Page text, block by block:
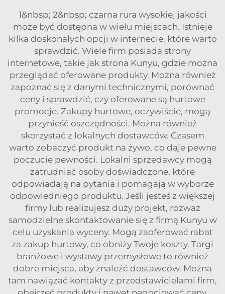
1&nbsp; 2&nbsp; czarna rura wysokiej jakości
może być dostępna w wielu miejscach. Istnieje
kilka doskonałych opcji w internecie, które warto
sprawdzić. Wiele firm posiada strony
internetowe, takie jak strona Kunyu, gdzie można
przeglądać oferowane produkty. Można również
zapoznać się z danymi technicznymi, porównać
ceny i sprawdzić, czy oferowane są hurtowe
promocje. Zakupy hurtowe, oczywiście, mogą
przynieść oszczędności. Można również
skorzystać z lokalnych dostawców. Czasem
warto zobaczyć produkt na żywo, co daje pewne
poczucie pewności. Lokalni sprzedawcy mogą
zatrudniać osoby doświadczone, które
odpowiadają na pytania i pomagają w wyborze
odpowiedniego produktu. Jeśli jesteś z większej
firmy lub realizujesz duży projekt, rozważ
samodzielne skontaktowanie się z firmą Kunyu w
celu uzyskania wyceny. Mogą zaoferować rabat
za zakup hurtowy, co obniży Twoje koszty. Targi
branżowe i wystawy przemysłowe to również
dobre miejsca, aby znaleźć dostawców. Można
tam nawiązać kontakty z przedstawicielami firm,